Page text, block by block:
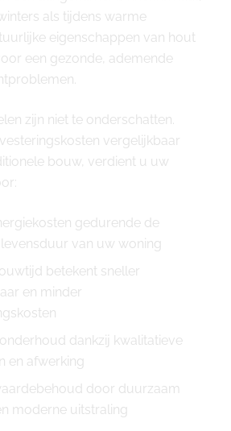
als tijdens warme
eigenschappen van hout
een gezonde, ademende
zijn niet te onderschatten.
vergelijkbaar
bouw, verdient u uw
gedurende de
van uw woning
betekent sneller
en minder
dankzij kwalitatieve
en afwerking
door duurzaam
moderne uitstraling